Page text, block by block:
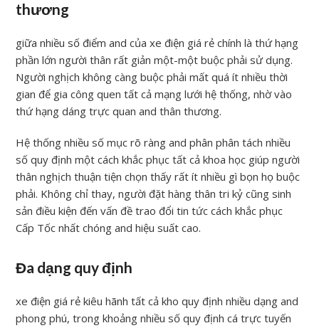
thương
giữa nhiều số điểm and của xe điện giá rẻ chính là thứ hạng
phần lớn người thân rất giản một-một buộc phải sử dụng.
Người nghịch không càng buộc phải mất quá ít nhiều thời
gian để gia công quen tất cả mạng lưới hệ thống, nhờ vào
thứ hạng dáng trực quan and thân thương.
Hệ thống nhiều số mục rõ ràng and phân phân tách nhiều
số quy định một cách khắc phục tất cả khoa học giúp người
thân nghịch thuận tiện chọn thấy rất ít nhiều gì bọn họ buộc
phải. Không chỉ thay, người đặt hàng thân tri kỷ cũng sinh
sản điều kiện đến vấn đề trao đổi tin tức cách khắc phục
Cấp Tốc nhất chóng and hiệu suất cao.
Đa dạng quy định
xe điện giá rẻ kiêu hãnh tất cả kho quy định nhiều dạng and
phong phú, trong khoảng nhiều số quy định cá trực tuyến